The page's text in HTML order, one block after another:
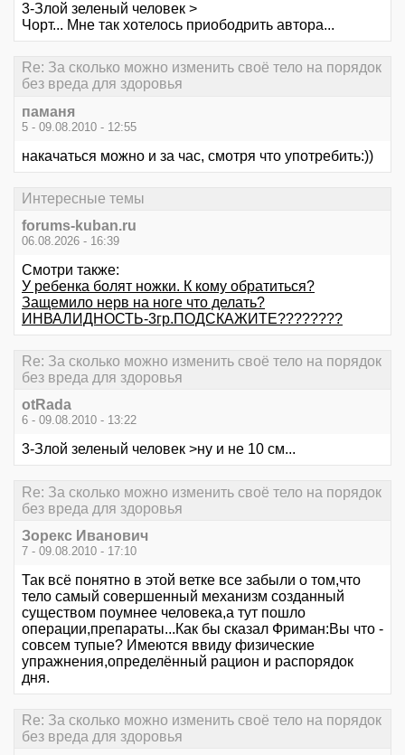
3-Злой зеленый человек >
Чорт... Мне так хотелось приободрить автора...
Re: За сколько можно изменить своё тело на порядок
без вреда для здоровья
паманя
5 - 09.08.2010 - 12:55
накачаться можно и за час, смотря что употребить:))
Интересные темы
forums-kuban.ru
06.08.2026 - 16:39
Смотри также:
У ребенка болят ножки. К кому обратиться?
Защемило нерв на ноге что делать?
ИНВАЛИДНОСТЬ-3гр.ПОДСКАЖИТЕ????????
Re: За сколько можно изменить своё тело на порядок
без вреда для здоровья
otRada
6 - 09.08.2010 - 13:22
3-Злой зеленый человек >ну и не 10 см...
Re: За сколько можно изменить своё тело на порядок
без вреда для здоровья
Зорекс Иванович
7 - 09.08.2010 - 17:10
Так всё понятно в этой ветке все забыли о том,что
тело самый совершенный механизм созданный
существом поумнее человека,а тут пошло
операции,препараты...Как бы сказал Фриман:Вы что -
совсем тупые? Имеются ввиду физические
упражнения,определённый рацион и распорядок
дня.
Re: За сколько можно изменить своё тело на порядок
без вреда для здоровья